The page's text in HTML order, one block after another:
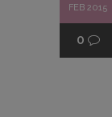
FEB 2015
0